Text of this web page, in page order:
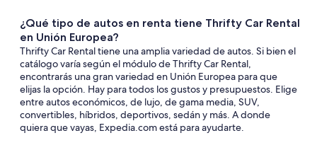
¿Qué tipo de autos en renta tiene Thrifty Car Rental
en Unión Europea?
Thrifty Car Rental tiene una amplia variedad de autos. Si bien el
catálogo varía según el módulo de Thrifty Car Rental,
encontrarás una gran variedad en Unión Europea para que
elijas la opción. Hay para todos los gustos y presupuestos. Elige
entre autos económicos, de lujo, de gama media, SUV,
convertibles, híbridos, deportivos, sedán y más. A donde
quiera que vayas, Expedia.com está para ayudarte.